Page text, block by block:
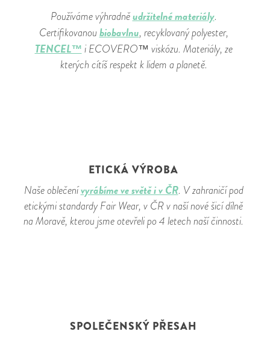
Používáme výhradněudržitelné materiály.
Certifikovanou biobavlnu, recyklovaný polyester,
TENCEL™ i ECOVERO™ viskózu. Materiály, ze
kterých cítíš respekt k lidem a planetě.
ETICKÁ VÝROBA
Naše oblečenívyrábíme ve světě i v ČR. V zahraničí pod
etickými standardy Fair Wear, v ČR v naší nové šicí dílně
na Moravě, kterou jsme otevřeli po 4 letech naší činnosti.
SPOLEČENSKÝ PŘESAH